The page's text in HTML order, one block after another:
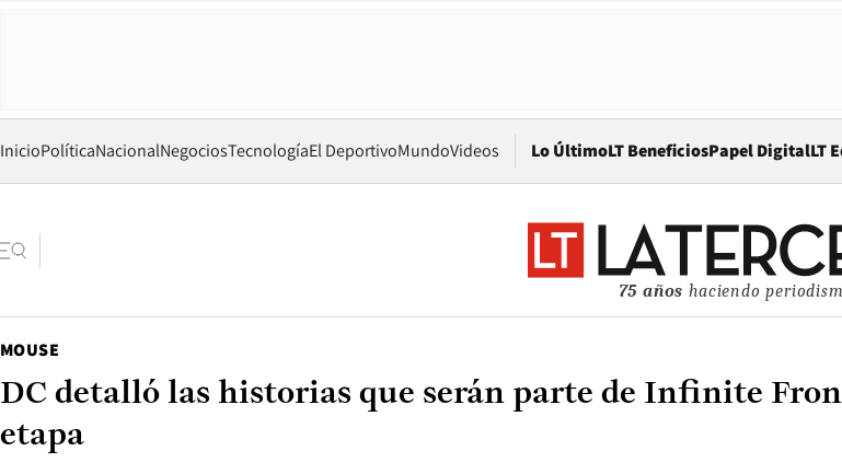
InicioPolíticaNacionalNegociosTecnologíaEl DeportivoMundoVideos Lo ÚltimoLT BeneficiosPapel DigitalLT
75 años haciendo
MOUSE
DC detalló las historias que serán parte de Infinite
etapa